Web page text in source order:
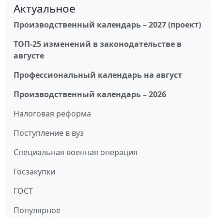
Актуальное
Производственный календарь – 2027 (проект)
ТОП-25 изменений в законодательстве в
августе
Профессиональный календарь на август
Производственный календарь – 2026
Налоговая реформа
Поступление в вуз
Специальная военная операция
Госзакупки
ГОСТ
Популярное